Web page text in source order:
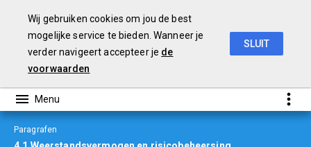
Paragrafen
Wij gebruiken cookies om jou de best
mogelijke service te bieden. Wanneer je
verder navigeert accepteer je de
voorwaarden
SLUIT